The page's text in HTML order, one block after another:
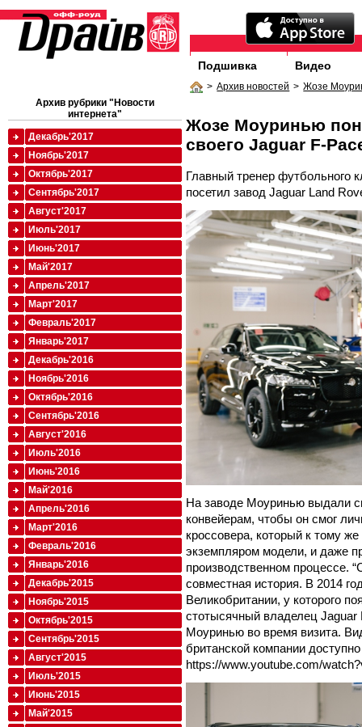
Подшивка Видео
> Архив новостей > Жозе
Жозе Моуринью
своего Jaguar F-
Главный тренер футбольного
посетил завод Jaguar Land
На заводе Моуринью выдали
конвейерам, чтобы он смог
кроссовера, который к тому
экземпляром модели, и даже
производственном процессе.
совместная история. В 2014
Великобритании, у которого
стотысячный владелец Jaguar
Моуринью во время визита.
британской компании
https://www.youtube.com/
Архив рубрики "Новости
интернета"
Декабрь'2017
Ноябрь'2017
Октябрь'2017
Сентябрь'2017
Август'2017
Июль'2017
Июнь'2017
Май'2017
Апрель'2017
Март'2017
Февраль'2017
Январь'2017
Декабрь'2016
Ноябрь'2016
Октябрь'2016
Сентябрь'2016
Август'2016
Июль'2016
Июнь'2016
Май'2016
Апрель'2016
Март'2016
Февраль'2016
Январь'2016
Декабрь'2015
Ноябрь'2015
Октябрь'2015
Сентябрь'2015
Август'2015
Июль'2015
Июнь'2015
Май'2015